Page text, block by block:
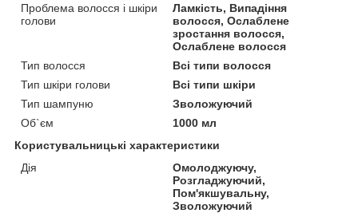
Проблема волосся і шкіри
голови
Ламкість, Випадіння
волосся, Ослаблене
зростання волосся,
Ослаблене волосся
Тип волосся
Всі типи волосся
Тип шкіри голови
Всі типи шкіри
Тип шампуню
Зволожуючий
Об`єм
1000 мл
Користувальницькі характеристики
Дія
Омолоджуючу,
Розгладжуючий,
Пом'якшувальну,
Зволожуючий